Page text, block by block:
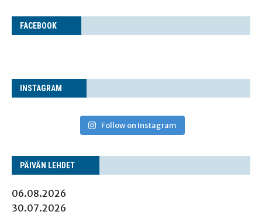
FACE­BOOK
INS­TA­GRAM
Follow on Instagram
PÄI­VÄN LEHDET
06.08.2026
30.07.2026